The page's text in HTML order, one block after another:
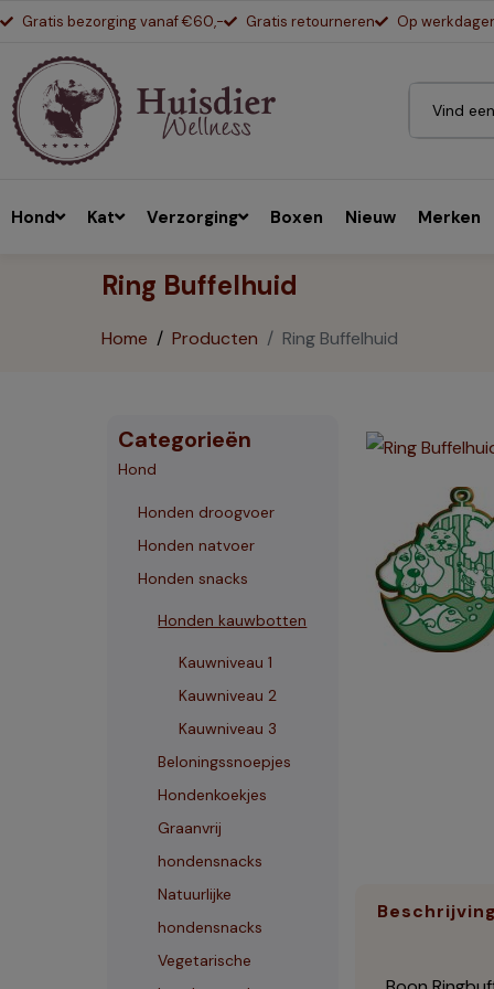
Gratis bezorging vanaf €60,- Gratis retourneren Op
Hond Kat Verzorging Boxen Nieuw Merken
Ring Buffelhuid
Home Producten Ring Buffelhuid
Categorieën
Hond
Honden droogvoer
Honden natvoer
Honden snacks
Honden kauwbotten
Kauwniveau 1
Kauwniveau 2
Kauwniveau 3
Beloningssnoepjes
Hondenkoekjes
Graanvrij
hondensnacks
Natuurlijke
hondensnacks
Vegetarische
Beschrijving